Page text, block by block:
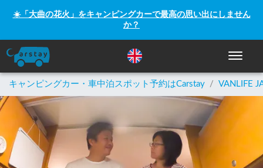
☀️「大曲の花火」をキャンピングカーで最高の思い出にしません
か？
ナビゲ
キャンピングカー・車中泊スポット予約はCarstay / VANLIFE